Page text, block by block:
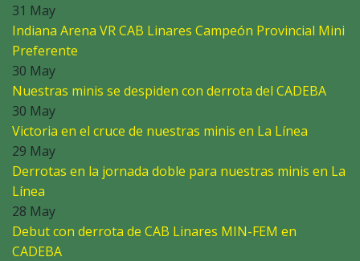
31 May
Indiana Arena VR CAB Linares Campeón Provincial Mini
Preferente
30 May
Nuestras minis se despiden con derrota del CADEBA
30 May
Victoria en el cruce de nuestras minis en La Línea
29 May
Derrotas en la jornada doble para nuestras minis en La
Línea
28 May
Debut con derrota de CAB Linares MIN-FEM en
CADEBA